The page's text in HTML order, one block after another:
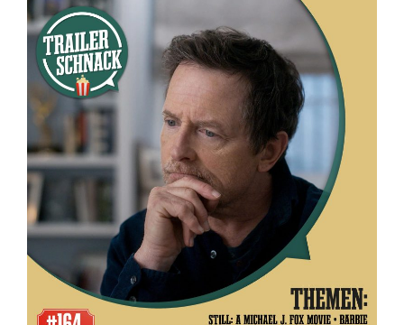
ACROSS
THE
SPIDER-